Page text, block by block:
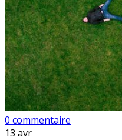
0 commentaire
13 avr